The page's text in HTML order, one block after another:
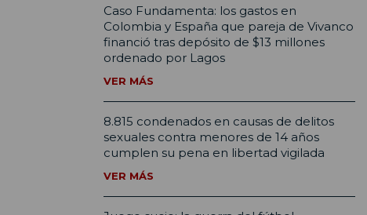
Caso Fundamenta: los gastos en
Colombia y España que pareja de Vivanco
financió tras depósito de $13 millones
ordenado por Lagos
VER MÁS
8.815 condenados en causas de delitos
sexuales contra menores de 14 años
cumplen su pena en libertad vigilada
VER MÁS